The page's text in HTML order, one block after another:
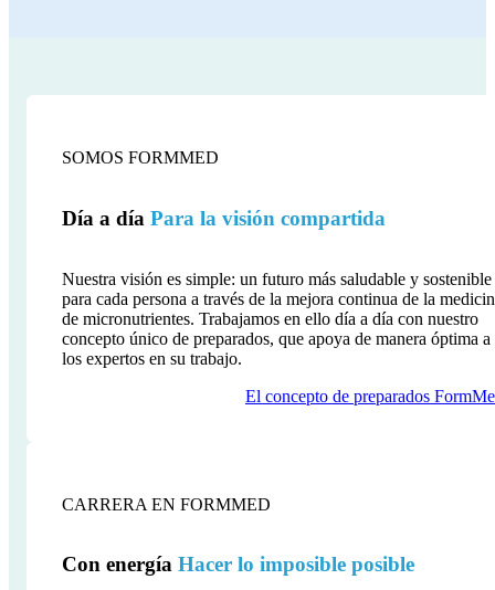
SOMOS FORMMED
Día a día Para la visión compartida
Nuestra visión es simple: un futuro más saludable y sostenible
para cada persona a través de la mejora continua de la
de micronutrientes. Trabajamos en ello día a día con nuestro
concepto único de preparados, que apoya de manera óptima a
los expertos en su trabajo.
El concepto de preparados
CARRERA EN FORMMED
Con energía Hacer lo imposible posible